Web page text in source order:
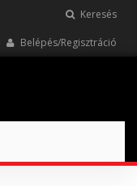
Keresés
Belépés/Regisztráció